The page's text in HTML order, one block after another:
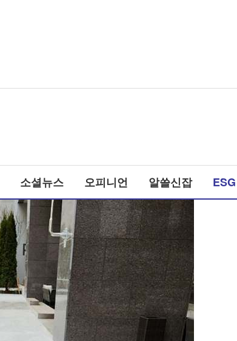
소셜뉴스 오피니언 알쓸신잡 ESG